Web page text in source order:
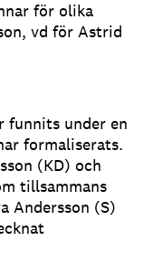
för olika
vd för Astrid
funnits under en
formaliserats.
(KD) och
tillsammans
Andersson (S)